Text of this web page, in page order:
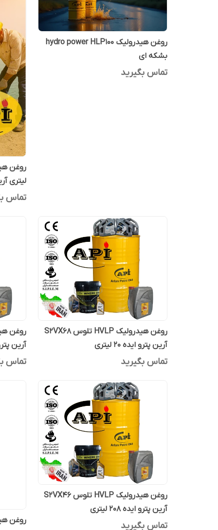
روغن هیدرولیک hydro power HLP100
بشکه ای
تماس بگیرید
لیتری
تماس
روغن هیدرولیک HVLP تلوس S2VX68
آرین پترو ایده 20 لیتری
تماس بگیرید
آرین
تماس
روغن هیدرولیک HVLP تلوس S2VX46
آرین پترو ایده 208 لیتری
تماس بگیرید